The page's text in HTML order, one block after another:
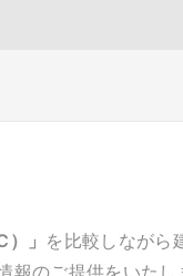
」 を比較しながら
のご提供をいたし